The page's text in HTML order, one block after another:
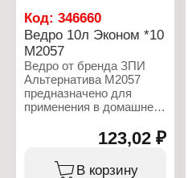
Код: 346660
Ведро 10л Эконом *10
М2057
Ведро от бренда ЗПИ
Альтернатива М2057
предназначено для
применения в домашнем
приусадебном участке.
Ведро подойдет для
хранения и
123,02 ₽
В корзину